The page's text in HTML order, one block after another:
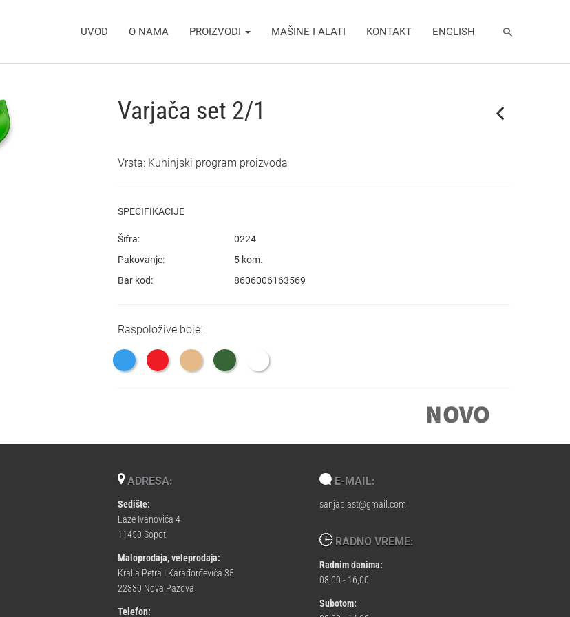
UVOD O NAMA PROIZVODI MAŠINE I ALATI KONTAKT ENGLISH
Varjača set 2/1
Vrsta: Kuhinjski program proizvoda
SPECIFIKACIJE
Šifra:
0224
Pakovanje:
5 kom.
Bar kod:
8606006163569
Raspoložive boje:
ADRESA:
Sedište:
Laze Ivanovića 4
11450 Sopot
Maloprodaja, veleprodaja:
Kralja Petra I Karađorđevića 35
22330 Nova Pazova
Telefon:
E-MAIL:
sanjaplast@gmail.com
RADNO VREME:
Radnim danima:
08,00 - 16,00
Subotom: